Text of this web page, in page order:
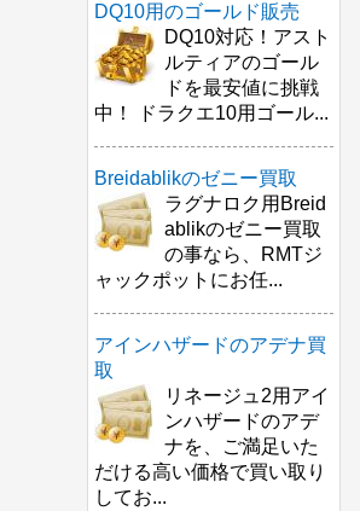
DQ10用のゴールド販売
DQ10対応！アスト
ルティアのゴール
ドを最安値に挑戦
中！ ドラクエ10用ゴール...
Breidablikのゼニー買取
ラグナロク用Breid
ablikのゼニー買取
の事なら、RMTジ
ャックポットにお任...
アインハザードのアデナ買
取
リネージュ2用アイ
ンハザードのアデ
ナを、ご満足いた
だける高い価格で買い取り
してお...